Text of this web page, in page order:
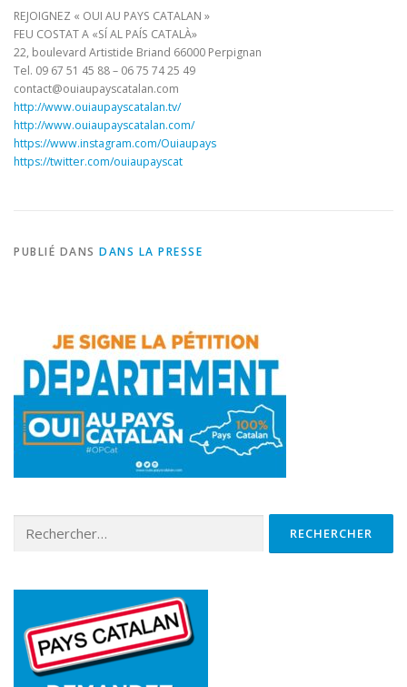
REJOIGNEZ « OUI AU PAYS CATALAN »
FEU COSTAT A «SÍ AL PAÍS CATALÀ»
22, boulevard Artistide Briand 66000 Perpignan
Tel. 09 67 51 45 88 – 06 75 74 25 49
contact@ouiaupayscatalan.com
http://www.ouiaupayscatalan.tv/
http://www.ouiaupayscatalan.com/
https://www.instagram.com/Ouiaupays
https://twitter.com/ouiaupayscat
PUBLIÉ DANS DANS LA PRESSE